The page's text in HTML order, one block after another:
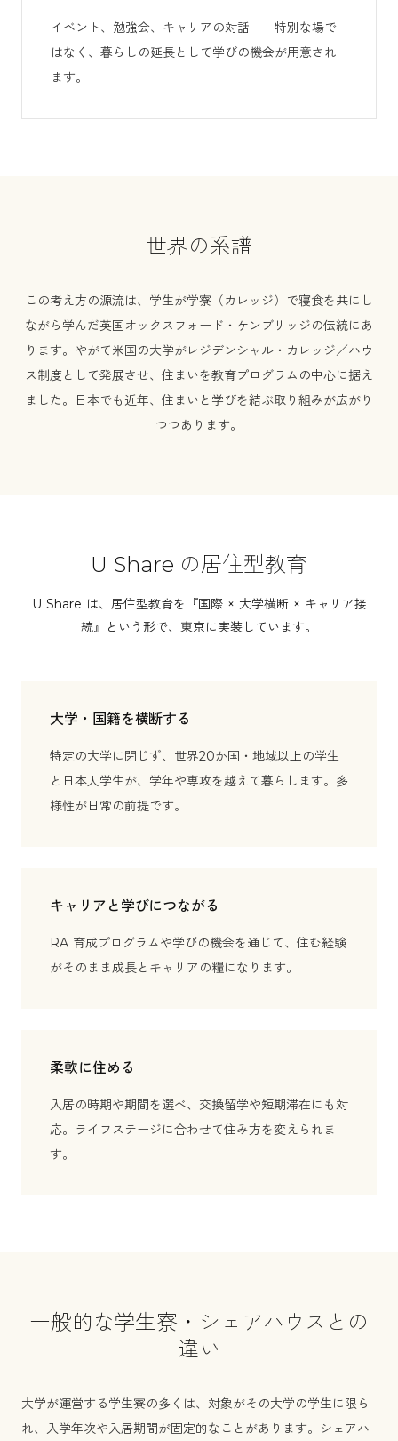
イベント、勉強会、キャリアの対話——特別な場で
はなく、暮らしの延長として学びの機会が用意され
ます。
世界の系譜
この考え方の源流は、学生が学寮（カレッジ）で寝食を共にし
ながら学んだ英国オックスフォード・ケンブリッジの伝統にあ
ります。やがて米国の大学がレジデンシャル・カレッジ／ハウ
ス制度として発展させ、住まいを教育プログラムの中心に据え
ました。日本でも近年、住まいと学びを結ぶ取り組みが広がり
つつあります。
U Share の居住型教育
U Share は、居住型教育を『国際 × 大学横断 × キャリア接
続』という形で、東京に実装しています。
大学・国籍を横断する
特定の大学に閉じず、世界20か国・地域以上の学生
と日本人学生が、学年や専攻を越えて暮らします。多
様性が日常の前提です。
キャリアと学びにつながる
RA 育成プログラムや学びの機会を通じて、住む経験
がそのまま成長とキャリアの糧になります。
柔軟に住める
入居の時期や期間を選べ、交換留学や短期滞在にも対
応。ライフステージに合わせて住み方を変えられま
す。
一般的な学生寮・シェアハウスとの
違い
大学が運営する学生寮の多くは、対象がその大学の学生に限ら
れ、入学年次や入居期間が固定的なことがあります。シェアハ